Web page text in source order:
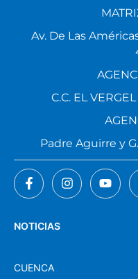
NOTICIAS
CUENCA
Av. De Las
C.C. EL
Padre Aguirre y